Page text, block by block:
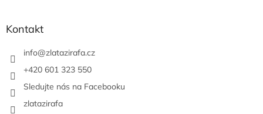
Kontakt
info@zlatazirafa.cz
+420 601 323 550
Sledujte nás na Facebooku
zlatazirafa